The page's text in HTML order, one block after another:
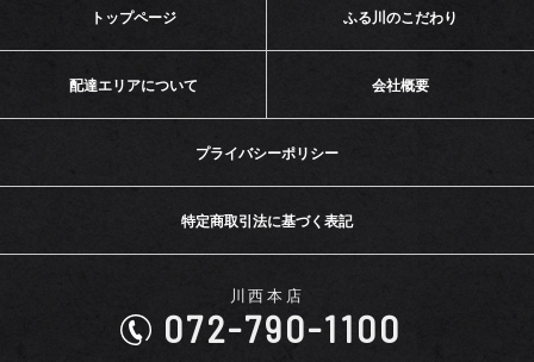
トップページ ふる川のこだわり
配達エリアについて 会社概要
プライバシーポリシー
特定商取引法に基づく表記
川西本店
072-790-1100